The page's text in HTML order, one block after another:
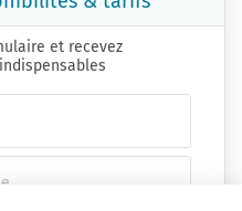
et recevez